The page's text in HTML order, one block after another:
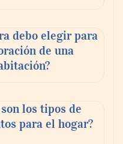
debo elegir para
de una
los tipos de
para el hogar?